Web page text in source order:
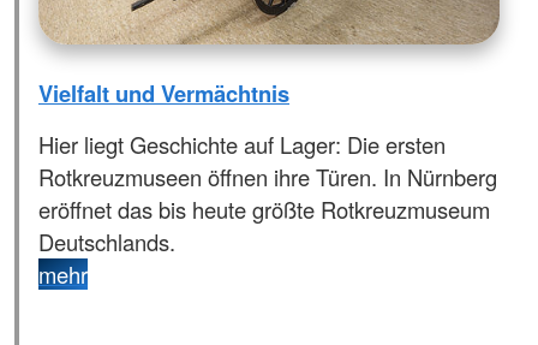
Vielfalt und Vermächtnis
Hier liegt Geschichte auf Lager: Die ersten
Rotkreuzmuseen öffnen ihre Türen. In Nürnberg
eröffnet das bis heute größte Rotkreuzmuseum
Deutschlands.
mehr